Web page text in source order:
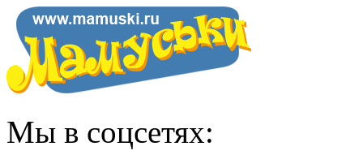
Мы в соцсетях: